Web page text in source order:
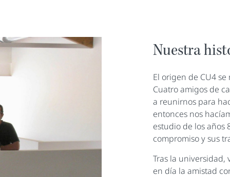
Nuestra
El origen de CU4
Cuatro amigos de
a reunirnos para
entonces nos
estudio de los años
compromiso y sus
Tras la universidad,
en día la amistad